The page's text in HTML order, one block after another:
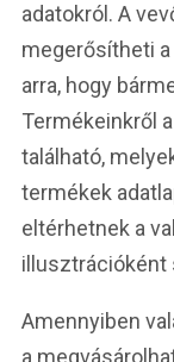
adatokról. A
megerősítheti
arra, hogy
Termékeinkről
található,
termékek
eltérhetnek a
illusztrációként
Amennyiben